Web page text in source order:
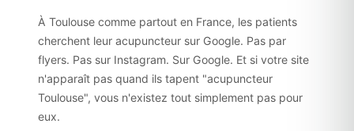
À Toulouse comme partout en France, les patients
cherchent leur acupuncteur sur Google. Pas par
flyers. Pas sur Instagram. Sur Google. Et si votre site
n'apparaît pas quand ils tapent "acupuncteur
Toulouse", vous n'existez tout simplement pas pour
eux.